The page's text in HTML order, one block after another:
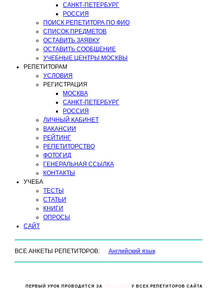
САНКТ-ПЕТЕРБУРГ
РОССИЯ
ПОИСК РЕПЕТИТОРА ПО ФИО
СПИСОК ПРЕДМЕТОВ
ОСТАВИТЬ ЗАЯВКУ
ОСТАВИТЬ СООБЩЕНИЕ
УЧЕБНЫЕ ЦЕНТРЫ МОСКВЫ
РЕПЕТИТОРАМ
УСЛОВИЯ
РЕГИСТРАЦИЯ
МОСКВА
САНКТ-ПЕТЕРБУРГ
РОССИЯ
ЛИЧНЫЙ КАБИНЕТ
ВАКАНСИИ
РЕЙТИНГ
РЕПЕТИТОРСТВО
ФОТОГИД
ГЕНЕРАЛЬНАЯ ССЫЛКА
КОНТАКТЫ
УЧЕБА
ТЕСТЫ
СТАТЬИ
КНИГИ
ОПРОСЫ
САЙТ
ВСЕ АНКЕТЫ РЕПЕТИТОРОВ: Английский язык
ПЕРВЫЙ УРОК ПРОВОДИТСЯ ЗА У ВСЕХ РЕПЕТИТОРОВ САЙТА